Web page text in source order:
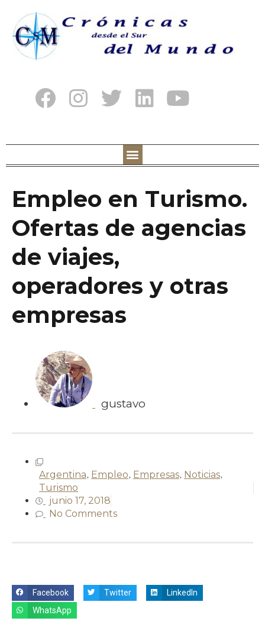
Empleo en Turismo.
Ofertas de agencias
de viajes,
operadores y otras
empresas
gustavo
Argentina, Empleo, Empresas, Noticias,
Turismo
junio 17, 2018
No Comments
Facebook Twitter
LinkedIn
WhatsApp